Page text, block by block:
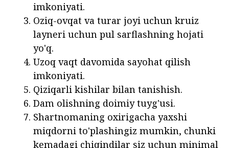
imkoniyati.
Oziq-ovqat va turar joyi uchun kruiz
layneri uchun pul sarflashning hojati
yo'q.
Uzoq vaqt davomida sayohat qilish
imkoniyati.
Qiziqarli kishilar bilan tanishish.
Dam olishning doimiy tuyg'usi.
Shartnomaning oxirigacha yaxshi
miqdorni to'plashingiz mumkin, chunki
kemadagi chiqindilar siz uchun minimal